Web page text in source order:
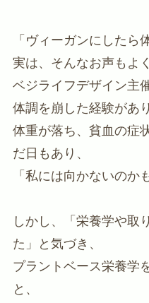
「ヴィーガンにしたら
実は、そんなお声もよ
ベジライフデザイン主
体調を崩した経験があ
体重が落ち、貧血の症
だ日もあり、
「私には向かないのか
しかし、「栄養学や取
た」と気づき、
プラントベース栄養学
と、